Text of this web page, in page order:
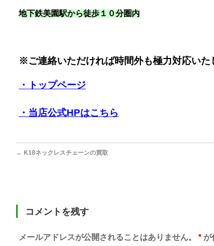
地下鉄美園駅から徒歩１０分圏内
※ご連絡いただければ時間外も極力対応いた
・トップページ
・当店公式HPはこちら
← K18ネックレスチェーンの買取
コメントを残す
メールアドレスが公開されることはありません。 * が